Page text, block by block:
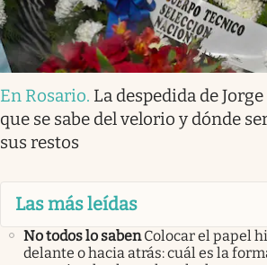
En Rosario. La despedida de
que se sabe del velorio y dónde
sus restos
Las más leídas
No todos lo saben Colocar el papel
delante o hacia atrás: cuál es la